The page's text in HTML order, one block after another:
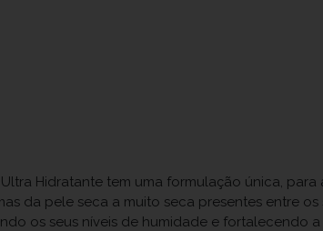
Hidratante tem uma formulação única, para
da pele seca a muito seca presentes entre
os seus níveis de humidade e fortalecendo